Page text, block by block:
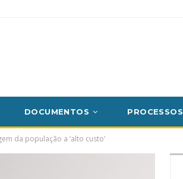
DOCUMENTOS PROCESSOS
da população a ‘alto custo’